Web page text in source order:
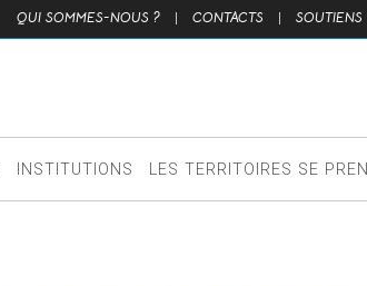
QUI SOMMES-NOUS ? | CONTACTS | SOUTIENS
INSTITUTIONS LES TERRITOIRES SE